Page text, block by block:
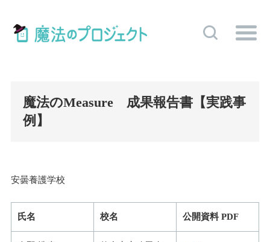
魔法のMeasure 成果報告書【実践事
例】
安曇養護学校
氏名 校名 公開資料 PDF